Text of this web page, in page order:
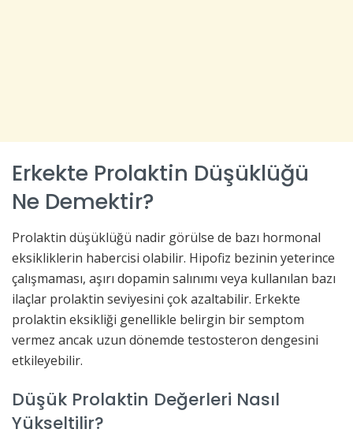
Erkekte Prolaktin Düşüklüğü
Ne Demektir?
Prolaktin düşüklüğü nadir görülse de bazı hormonal
eksikliklerin habercisi olabilir. Hipofiz bezinin yeterince
çalışmaması, aşırı dopamin salınımı veya kullanılan bazı
ilaçlar prolaktin seviyesini çok azaltabilir. Erkekte
prolaktin eksikliği genellikle belirgin bir semptom
vermez ancak uzun dönemde testosteron dengesini
etkileyebilir.
Düşük Prolaktin Değerleri Nasıl
Yükseltilir?